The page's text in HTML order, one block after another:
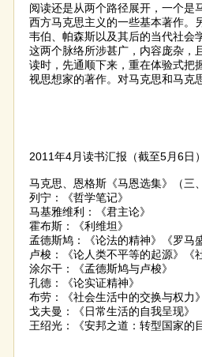
阅读还是从两个路径展开，一个是
西方马克思主义的一些基本著作。
韦伯、帕森斯以及其后的当代社会
这两个脉络所涉甚广，内容庞杂，
读时，先通顺下来，重在体验式把
视思想家的著作。对马克思和马克
2011年4月读书汇报（截至5月6日
马克思、恩格斯《马恩选集》（三
列宁：《哲学笔记》
马基雅维利：《君主论》
霍布斯：《利维坦》
孟德斯鸠：《论法的精神》《罗马
卢梭：《论人类不平等的起源》《
涂尔干：《孟德斯鸠与卢梭》
孔德：《论实证精神》
布劳：《社会生活中的交换与权力
戈夫曼：《日常生活的自我呈现》
王绍光：《安邦之道：转型国家的